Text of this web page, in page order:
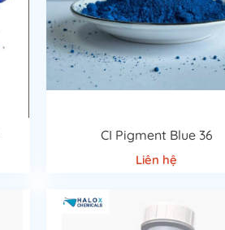
CI Pigment Blue 36
Liên hệ